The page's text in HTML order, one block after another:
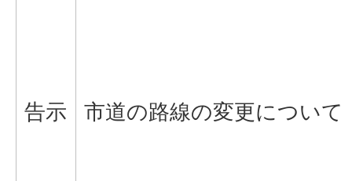
告示 市道の路線の変更について